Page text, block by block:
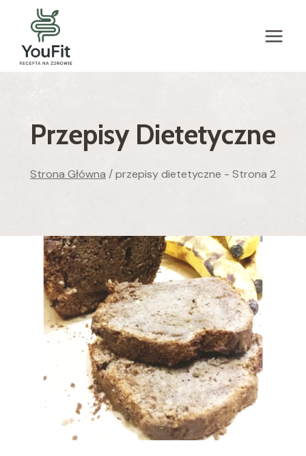
Przejdź
treści
Przepisy Dietetyczne
Strona Główna /przepisy dietetyczne - Strona 2